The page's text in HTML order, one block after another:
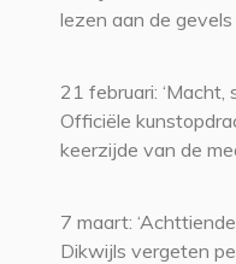
lezen aan de gevels
21 februari: ‘Macht,
Officiële
keerzijde van de
7 maart:
Dikwijls vergeten